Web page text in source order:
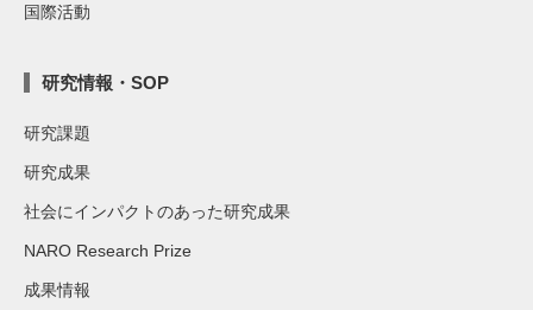
国際活動
研究情報・SOP
研究課題
研究成果
社会にインパクトのあった研究成果
NARO Research Prize
成果情報